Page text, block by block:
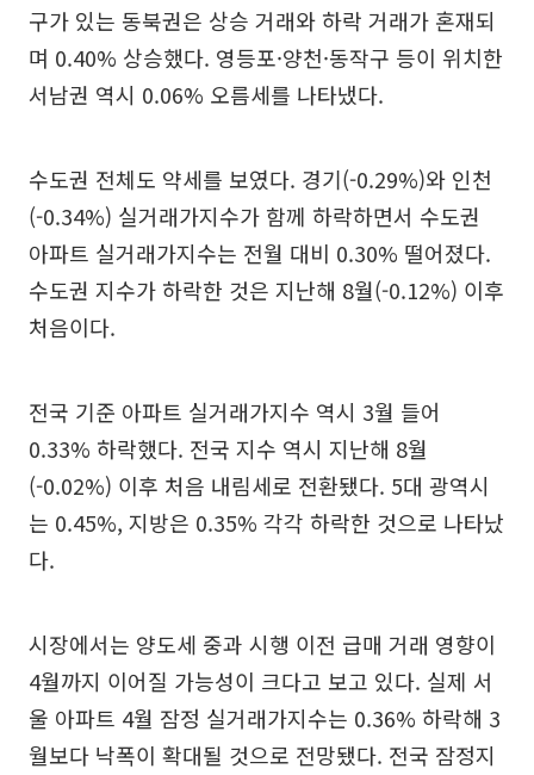
구가 있는 동북권은 상승 거래와 하락 거래가 혼재되
며 0.40% 상승했다. 영등포·양천·동작구 등이 위치한
서남권 역시 0.06% 오름세를 나타냈다.
수도권 전체도 약세를 보였다. 경기(-0.29%)와 인천
(-0.34%) 실거래가지수가 함께 하락하면서 수도권
아파트 실거래가지수는 전월 대비 0.30% 떨어졌다.
수도권 지수가 하락한 것은 지난해 8월(-0.12%) 이후
처음이다.
전국 기준 아파트 실거래가지수 역시 3월 들어
0.33% 하락했다. 전국 지수 역시 지난해 8월
(-0.02%) 이후 처음 내림세로 전환됐다. 5대 광역시
는 0.45%, 지방은 0.35% 각각 하락한 것으로 나타났
다.
시장에서는 양도세 중과 시행 이전 급매 거래 영향이
4월까지 이어질 가능성이 크다고 보고 있다. 실제 서
울 아파트 4월 잠정 실거래가지수는 0.36% 하락해 3
월보다 낙폭이 확대될 것으로 전망됐다. 전국 잠정지